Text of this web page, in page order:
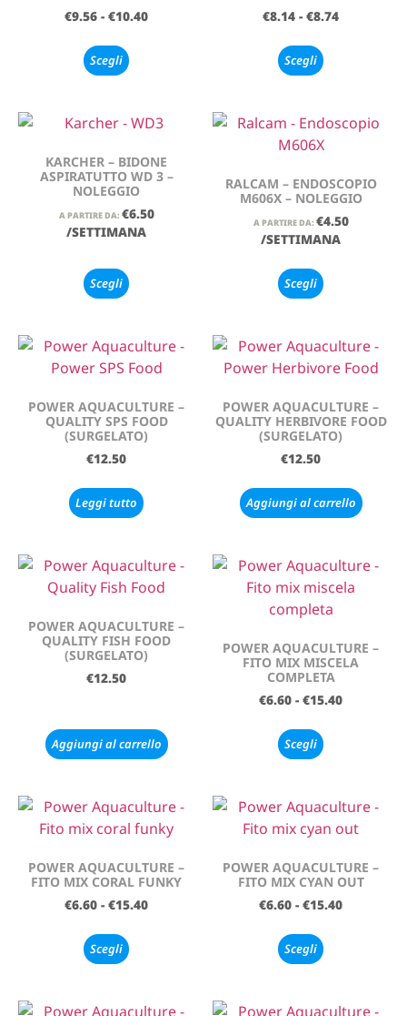
€9.56 - €10.40
Scegli
€8.14 - €8.74
Scegli
KARCHER – BIDONE
ASPIRATUTTO WD 3 –
NOLEGGIO
A PARTIRE DA: €6.50
/SETTIMANA
Scegli
RALCAM – ENDOSCOPIO
M606X – NOLEGGIO
A PARTIRE DA: €4.50
/SETTIMANA
Scegli
POWER AQUACULTURE –
QUALITY SPS FOOD
(SURGELATO)
€12.50
Leggi tutto
POWER AQUACULTURE –
QUALITY HERBIVORE FOOD
(SURGELATO)
€12.50
Aggiungi al carrello
POWER AQUACULTURE –
QUALITY FISH FOOD
(SURGELATO)
€12.50
Aggiungi al carrello
POWER AQUACULTURE –
FITO MIX MISCELA
COMPLETA
€6.60 - €15.40
Scegli
POWER AQUACULTURE –
FITO MIX CORAL FUNKY
€6.60 - €15.40
Scegli
POWER AQUACULTURE –
FITO MIX CYAN OUT
€6.60 - €15.40
Scegli